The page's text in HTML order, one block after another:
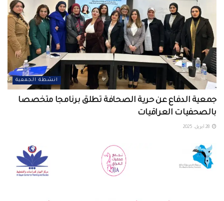
انشطة الجمعية
جمعية الدفاع عن حرية الصحافة تطلق برنامجا متخصصا
بالصحفيات العراقيات